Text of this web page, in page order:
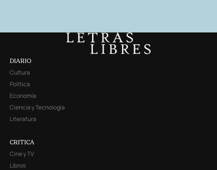
DIARIO
Cultura
Política
Economía
Ciencia y Tecnología
Literatura
CRITICA
Cine y TV
Libros